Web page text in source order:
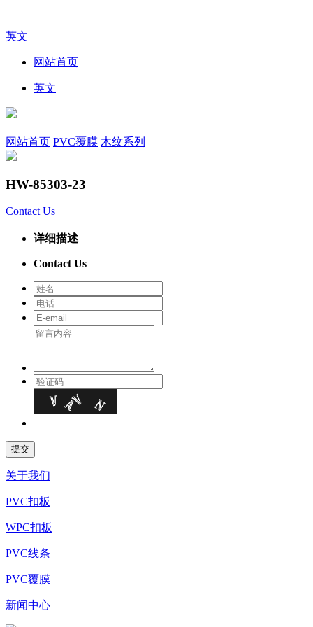
英文
网站首页
英文
网站首页 PVC覆膜 木纹系列
HW-85303-23
Contact Us
详细描述
Contact Us
关于我们
PVC扣板
WPC扣板
PVC线条
PVC覆膜
新闻中心